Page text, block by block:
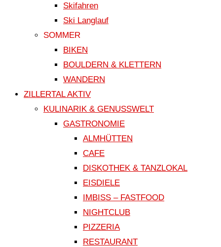
Skifahren
Ski Langlauf
SOMMER
BIKEN
BOULDERN & KLETTERN
WANDERN
ZILLERTAL AKTIV
KULINARIK & GENUSSWELT
GASTRONOMIE
ALMHÜTTEN
CAFE
DISKOTHEK & TANZLOKAL
EISDIELE
IMBISS – FASTFOOD
NIGHTCLUB
PIZZERIA
RESTAURANT